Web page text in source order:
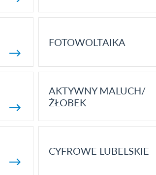
FOTOWOLTAIKA
AKTYWNY MALUCH/
ŻŁOBEK
CYFROWE LUBELSKIE